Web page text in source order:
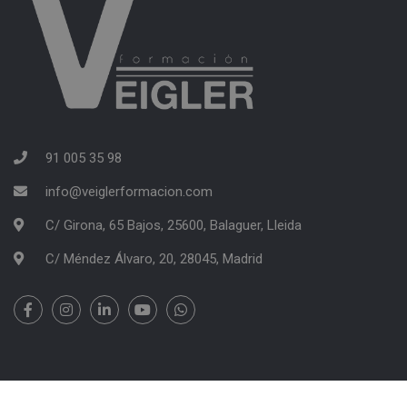
91 005 35 98
info@veiglerformacion.com
C/ Girona, 65 Bajos, 25600, Balaguer, Lleida
C/ Méndez Álvaro, 20, 28045, Madrid